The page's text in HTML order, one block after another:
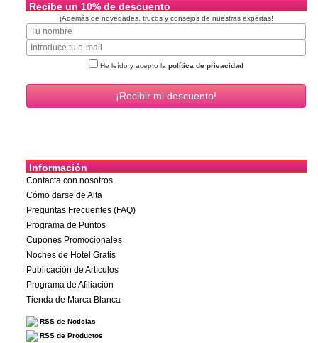
Recibe un 10% de descuento
¡Además de novedades, trucos y consejos de nuestras expertas!
He leído y acepto la política de privacidad
Información
Contacta con nosotros
Cómo darse de Alta
Preguntas Frecuentes (FAQ)
Programa de Puntos
Cupones Promocionales
Noches de Hotel Gratis
Publicación de Artículos
Programa de Afiliación
Tienda de Marca Blanca
RSS de Noticias
RSS de Productos